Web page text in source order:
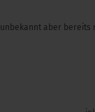
aber bereits